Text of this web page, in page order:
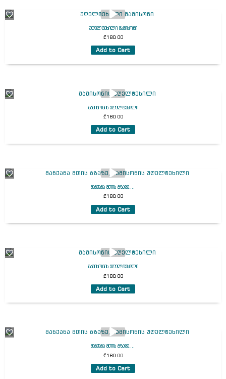
უღელტეხილი მამისონი
₾180.00
Add to Cart
მამისონის უღელტეხილი
₾180.00
Add to Cart
მანქანა მთის გზაზე,...
₾180.00
Add to Cart
მამისონის უღელტეხილი
₾180.00
Add to Cart
მანქანა მთის გზაზე,...
₾180.00
Add to Cart